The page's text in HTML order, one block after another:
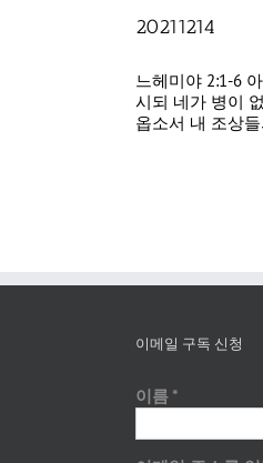
20211214
느헤미야 2:1-6
시되 네가 병이
옵소서 내 조상
이메일 구독 신청
이름 *